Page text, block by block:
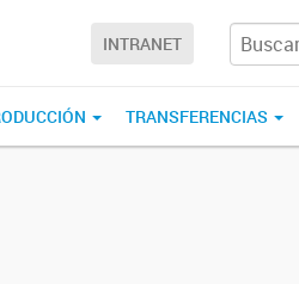
INTRANET
TRANSFERENCIAS